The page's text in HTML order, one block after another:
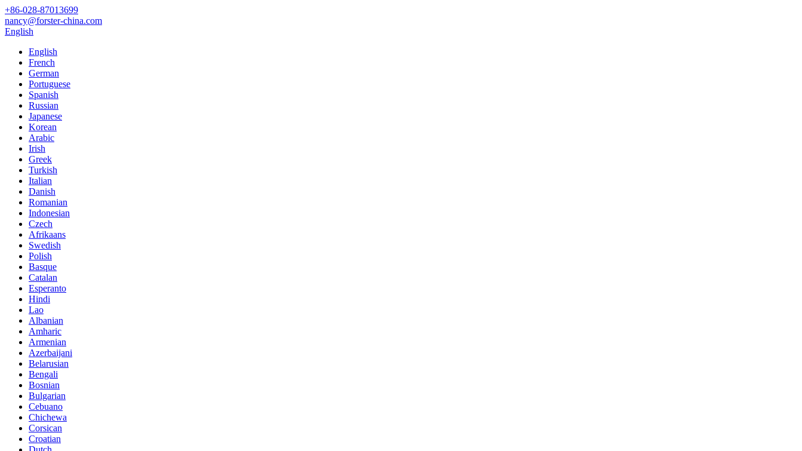
+86-028-87013699
nancy@forster-china.com
English
English
French
German
Portuguese
Spanish
Russian
Japanese
Korean
Arabic
Irish
Greek
Turkish
Italian
Danish
Romanian
Indonesian
Czech
Afrikaans
Swedish
Polish
Basque
Catalan
Esperanto
Hindi
Lao
Albanian
Amharic
Armenian
Azerbaijani
Belarusian
Bengali
Bosnian
Bulgarian
Cebuano
Chichewa
Corsican
Croatian